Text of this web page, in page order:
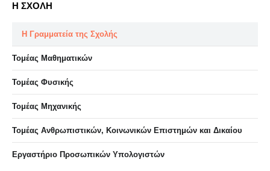
Η ΣΧΟΛΗ
Η Γραμματεία της Σχολής
Τομέας Μαθηματικών
Τομέας Φυσικής
Τομέας Μηχανικής
Τομέας Ανθρωπιστικών, Κοινωνικών Επιστημών και Δικαίου
Eργαστήριo Προσωπικών Υπολογιστών